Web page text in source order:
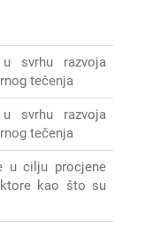
svrhu razvoja
tečenja
svrhu razvoja
tečenja
u cilju procjene
kao što su